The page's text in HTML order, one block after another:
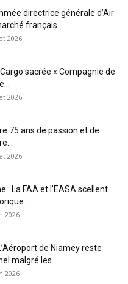
directrice générale d’Air
français
2026
sacrée « Compagnie de
2026
75 ans de passion et de
2026
: La FAA et l’EASA scellent
2026
de Niamey reste
malgré les...
2026